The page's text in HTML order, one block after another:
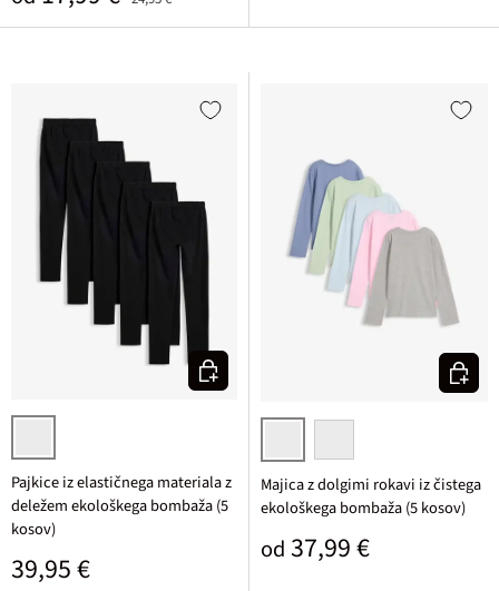
črna
Pajkice iz elastičnega materiala z
deležem ekološkega bombaža (5
kosov)
Običajna cena
39,95 €
Izberi varianto
svetlo ločje + svetlo modra +
črna + bisernata
Majica z dolgimi rokavi iz čistega
ekološkega bombaža (5 kosov)
Običajna cena
od 37,99 €
Izberi